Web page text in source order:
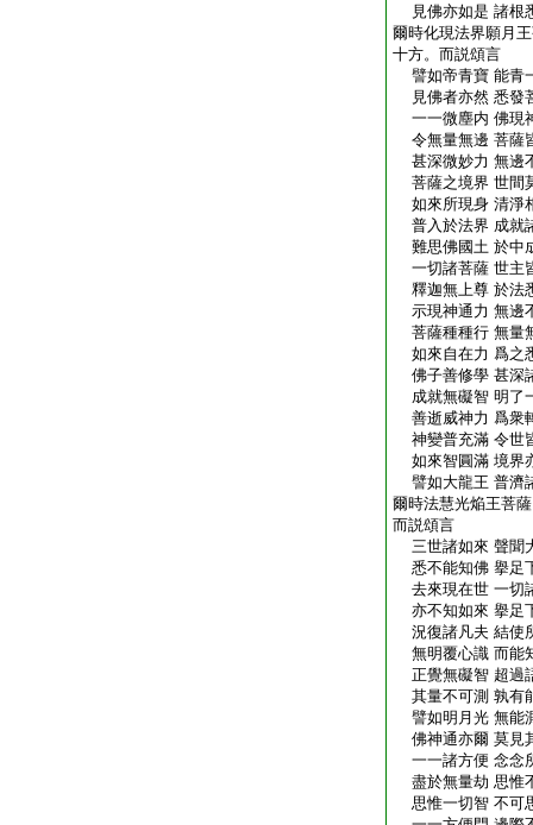
見佛亦如是 諸根
爾時化現法界願月
十方。而説頌言
譬如帝青寶 能青
見佛者亦然 悉發
一一微塵内 佛現
令無量無邊 菩薩
甚深微妙力 無邊
菩薩之境界 世間
如來所現身 清淨
普入於法界 成就
難思佛國土 於中
一切諸菩薩 世主
釋迦無上尊 於法
示現神通力 無邊
菩薩種種行 無量
如來自在力 爲之
佛子善修學 甚深
成就無礙智 明了
善逝威神力 爲衆
神變普充滿 令世
如來智圓滿 境界
譬如大龍王 普濟
爾時法慧光焔王菩
而説頌言
三世諸如來 聲聞
悉不能知佛 擧足
去來現在世 一切
亦不知如來 擧足
況復諸凡夫 結使
無明覆心識 而能
正覺無礙智 超過
其量不可測 孰有
譬如明月光 無能
佛神通亦爾 莫見
一一諸方便 念念
盡於無量劫 思惟
思惟一切智 不可